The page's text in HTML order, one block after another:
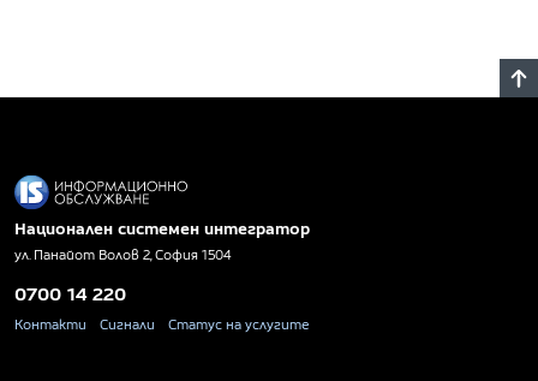
Национален системен интегратор
ул. Панайот Волов 2, София 1504
0700 14 220
Контакти Сигнали Статус на услугите